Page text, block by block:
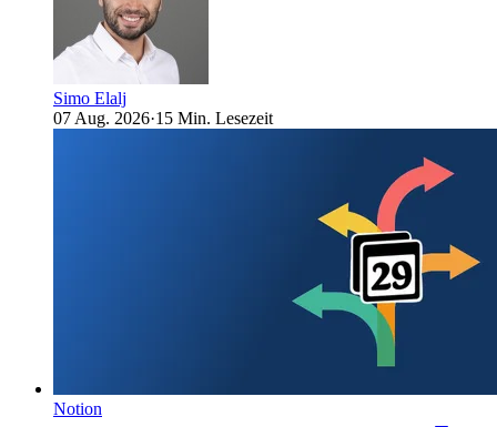
Simo Elalj
07 Aug. 2026·15 Min. Lesezeit
Notion